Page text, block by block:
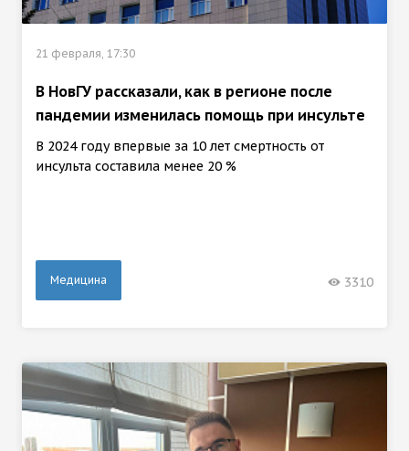
21 февраля, 17:30
В НовГУ рассказали, как в регионе после
пандемии изменилась помощь при инсульте
В 2024 году впервые за 10 лет смертность от
инсульта составила менее 20 %
Медицина 3310